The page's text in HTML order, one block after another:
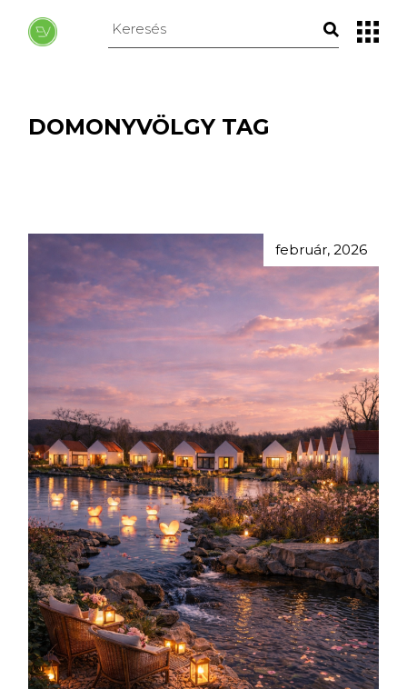
content
Keresés
erre:
DOMONYVÖLGY TAG
február, 2026